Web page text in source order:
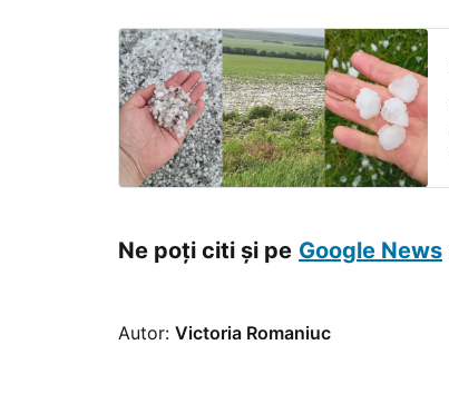
Ne poți citi și pe Google News
Autor: Victoria Romaniuc